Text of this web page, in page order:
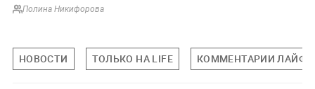
Полина Никифорова
НОВОСТИ ТОЛЬКО НА LIFE КОММЕНТАРИИ ЛАЙФУ